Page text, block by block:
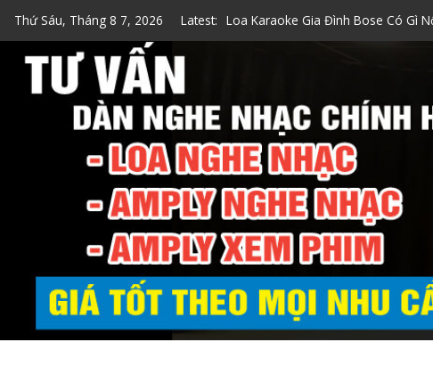
content
Thứ Sáu, Tháng 8 7, 2026 Latest: Top 7 Loa Karaoke Gia Đình Xách
Top 5 Loa Bose Bluetooth
Loa Hát Karaoke Gia Đình Mini
Loa Karaoke Gia Đình Bose Có Gì